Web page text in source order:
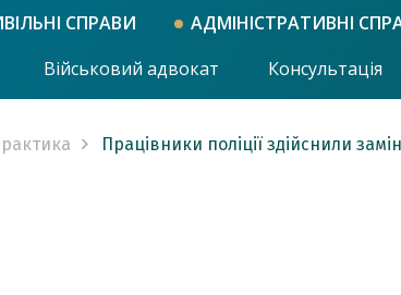
СПРАВИ АДМІНІСТРАТИВНІ
Військовий адвокат Консультація
Працівники поліції здійснили